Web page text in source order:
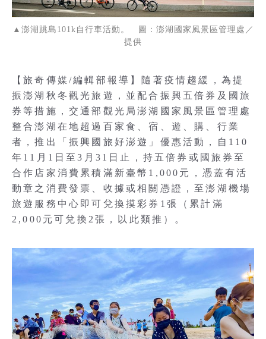
▲澎湖跳島101k自行車活動。 圖：澎湖國家風景區管理處／
提供
【旅奇傳媒/編輯部報導】隨著疫情趨緩，為提
振澎湖秋冬觀光旅遊，並配合振興五倍券及國旅
券等措施，交通部觀光局澎湖國家風景區管理處
整合澎湖在地超過百家食、宿、遊、購、行業
者，推出「振興國旅好澎遊」優惠活動，自110
年11月1日至3月31日止，持五倍券或國旅券至
合作店家消費累積滿新臺幣1,000元，憑蓋有活
動章之消費發票、收據或相關憑證，至澎湖機場
旅遊服務中心即可兌換摸彩券1張（累計滿
2,000元可兌換2張，以此類推）。